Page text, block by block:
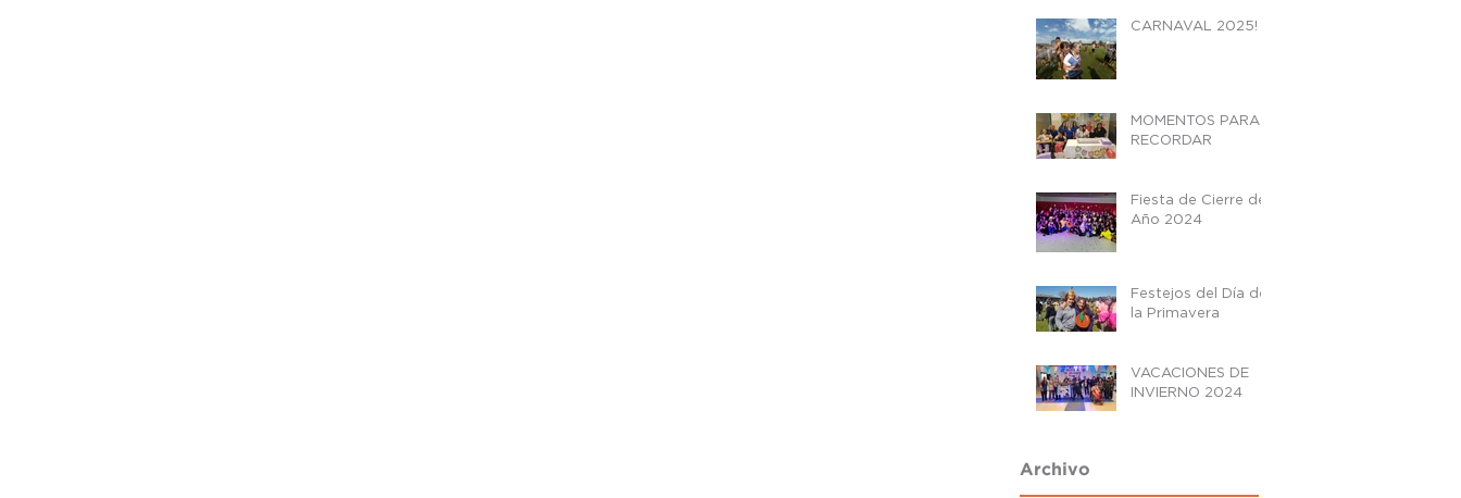
CARNAVAL 2025!
MOMENTOS PARA
RECORDAR
Fiesta de Cierre de
Año 2024
Festejos del Día de
la Primavera
VACACIONES DE
INVIERNO 2024
Archivo